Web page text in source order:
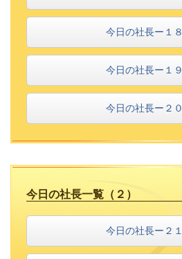
今日の社長ー１８
今日の社長ー１９
今日の社長ー２０
今日の社長一覧（２）
今日の社長ー２１